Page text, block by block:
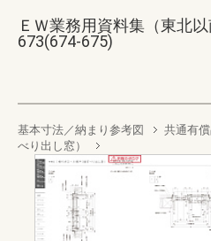
ＥＷ業務用資料集（東北
673(674-675)
基本寸法／納まり参考図 共通有
べり出し窓）